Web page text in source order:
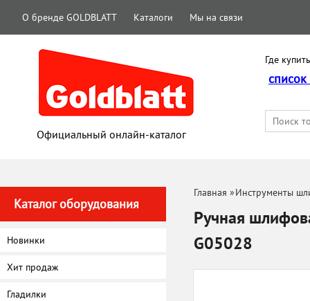
О бренде GOLDBLATT Каталоги Мы на связи
Официальный онлайн-каталог
Где
Каталог оборудования
Новинки
Хит продаж
Гладилки
Главная »Инструменты
Ручная
G05028